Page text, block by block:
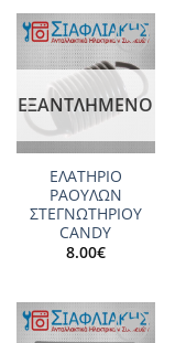
Add to
wishlist
ΕΞΑΝΤΛΗΜΈΝΟ
ΕΛΑΤΗΡΙΟ
ΡΑΟΥΛΩΝ
ΣΤΕΓΝΩΤΗΡΙΟΥ
CANDY
8.00€